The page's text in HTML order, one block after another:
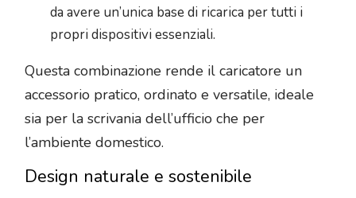
da avere un’unica base di ricarica per tutti i
propri dispositivi essenziali.
Questa combinazione rende il caricatore un
accessorio pratico, ordinato e versatile, ideale
sia per la scrivania dell’ufficio che per
l’ambiente domestico.
Design naturale e sostenibile